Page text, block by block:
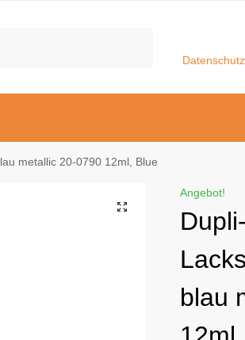
metallic 20-0790 12ml, Blue
Angebot!
blau